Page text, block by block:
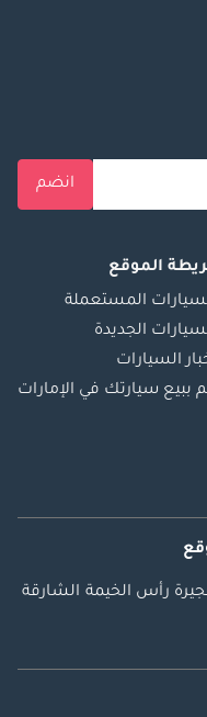
انضم
الموقع
المستعملة
الجديدة
السيارات
ببيع سيارتك في الإمارات
رأس الخيمة الشارقة